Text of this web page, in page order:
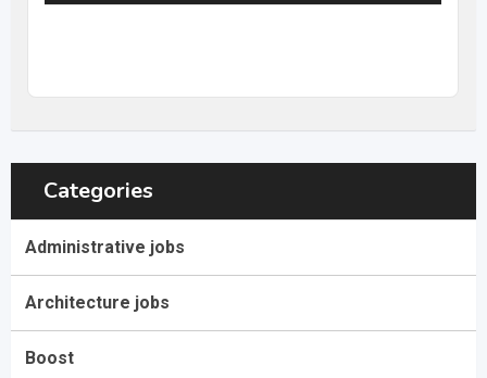
Categories
Administrative jobs
Architecture jobs
Boost